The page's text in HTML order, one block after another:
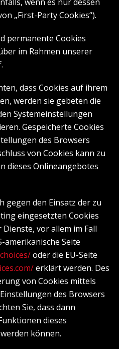
„First-Party Cookies“).
permanente Cookies
im Rahmen unserer
dass Cookies auf ihrem
werden sie gebeten die
Systemeinstellungen
Gespeicherte Cookies
des Browsers
von Cookies kann zu
dieses Onlineangebotes
gegen den Einsatz der zu
eingesetzten Cookies
vor allem im Fall
amerikanische Seite
oder die EU-Seite
erklärt werden. Des
von Cookies mittels
des Browsers
Sie, dass dann
dieses
können.